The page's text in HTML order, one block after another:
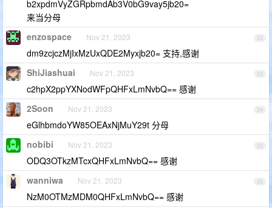
b2xpdmVyZGRpbmdAb3V0bG9vay5jb20=
来当分母
22
enzospace Nov 21, 2023
dm9zcjczMjIxMzUxQDE2Myxjb20= 支持,感谢
23
ShiJiashuai Nov 21, 2023
c2hpX2ppYXNodWFpQHFxLmNvbQ== 感谢
24
2Soon Nov 21, 2023
eGlhbmdoYW85OEAxNjMuY29t 分母
25
nobibi Nov 21, 2023
ODQ3OTkzMTcxQHFxLmNvbQ== 感谢
26
wanniwa Nov 21, 2023
NzM0OTMzMDM0QHFxLmNvbQ== 感谢